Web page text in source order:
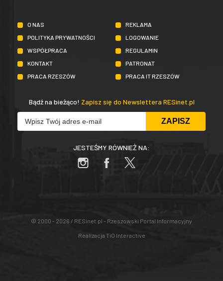
O NAS
REKLAMA
POLITYKA PRYWATNOŚCI
LOGOWANIE
WSPÓŁPRACA
REGULAMIN
KONTAKT
PATRONAT
PRACA RZESZÓW
PRACA IT RZESZÓW
Bądź na bieżąco! Zapisz się do Newslettera RESinet.pl
JESTEŚMY RÓWNIEŻ NA:
© 2000 - 2026 / RESinet.pl - Rzeszowski Portal Informacyjny
Realizacja TiO Interactive